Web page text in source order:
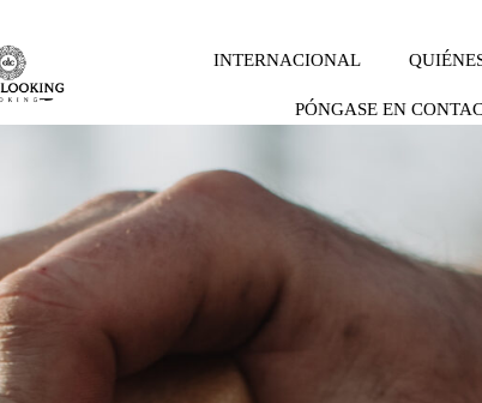
INTERNACIONAL
PÓNGASE EN